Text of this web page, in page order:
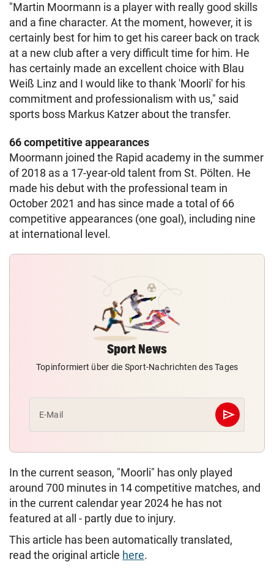
"Martin Moormann is a player with really good skills
and a fine character. At the moment, however, it is
certainly best for him to get his career back on track
at a new club after a very difficult time for him. He
has certainly made an excellent choice with Blau
Weiß Linz and I would like to thank 'Moorli' for his
commitment and professionalism with us," said
sports boss Markus Katzer about the transfer.
66 competitive appearances
Moormann joined the Rapid academy in the summer
of 2018 as a 17-year-old talent from St. Pölten. He
made his debut with the professional team in
October 2021 and has since made a total of 66
competitive appearances (one goal), including nine
at international level.
Sport News
Topinformiert über die Sport-Nachrichten des Tages
E-Mail send
Abschicken
In the current season, "Moorli" has only played
around 700 minutes in 14 competitive matches, and
in the current calendar year 2024 he has not
featured at all - partly due to injury.
This article has been automatically translated,
read the original article here.